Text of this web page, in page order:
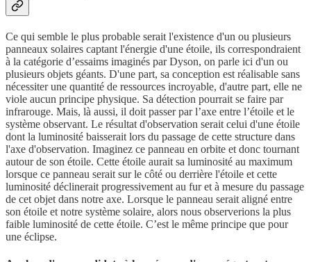
Ce qui semble le plus probable serait l'existence d'un ou plusieurs
panneaux solaires captant l'énergie d'une étoile, ils correspondraient
à la catégorie d’essaims imaginés par Dyson, on parle ici d'un ou
plusieurs objets géants. D'une part, sa conception est réalisable sans
nécessiter une quantité de ressources incroyable, d'autre part, elle ne
viole aucun principe physique. Sa détection pourrait se faire par
infrarouge. Mais, là aussi, il doit passer par l’axe entre l’étoile et le
système observant. Le résultat d'observation serait celui d'une étoile
dont la luminosité baisserait lors du passage de cette structure dans
l'axe d'observation. Imaginez ce panneau en orbite et donc tournant
autour de son étoile. Cette étoile aurait sa luminosité au maximum
lorsque ce panneau serait sur le côté ou derrière l'étoile et cette
luminosité déclinerait progressivement au fur et à mesure du passage
de cet objet dans notre axe. Lorsque le panneau serait aligné entre
son étoile et notre système solaire, alors nous observerions la plus
faible luminosité de cette étoile. C’est le même principe que pour
une éclipse.